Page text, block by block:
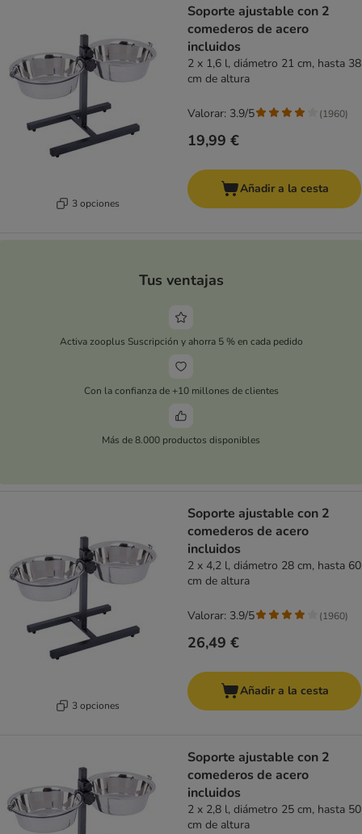
3 opciones
Soporte ajustable con 2
comederos de acero
incluidos
2 x 1,6 l, diámetro 21 cm, hasta 38
cm de altura
19,99 €
Valorar: 3.9/5 (1960)
Añadir a la cesta
Tus ventajas
Activa zooplus Suscripción y ahorra 5 % en cada pedido
Con la confianza de +10 millones de clientes
Más de 8.000 productos disponibles
3 opciones
Soporte ajustable con 2
comederos de acero
incluidos
2 x 4,2 l, diámetro 28 cm, hasta 60
cm de altura
26,49 €
Valorar: 3.9/5 (1960)
Añadir a la cesta
Soporte ajustable con 2
comederos de acero
incluidos
2 x 2,8 l, diámetro 25 cm, hasta 50
cm de altura